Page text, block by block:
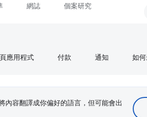
網誌 個案研究
應用程式 付款 通知 如
內容翻譯成你偏好的語言，但可能會出